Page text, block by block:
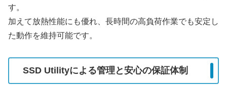
す。
加えて放熱性能にも優れ、長時間の高負荷作業でも安定し
た動作を維持可能です。
SSD Utilityによる管理と安心の保証体制